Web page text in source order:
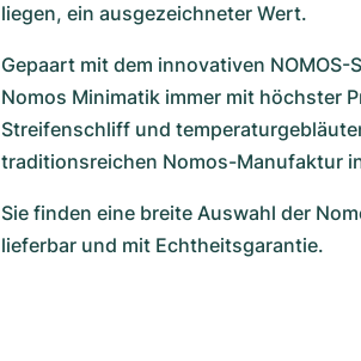
liegen, ein ausgezeichneter Wert.
Gepaart mit dem innovativen
Nomos Minimatik immer mit höchster
Streifenschliff und
traditionsreichen Nomos-Manufaktur
Sie finden eine breite Auswahl der
lieferbar und mit Echtheitsgarantie.